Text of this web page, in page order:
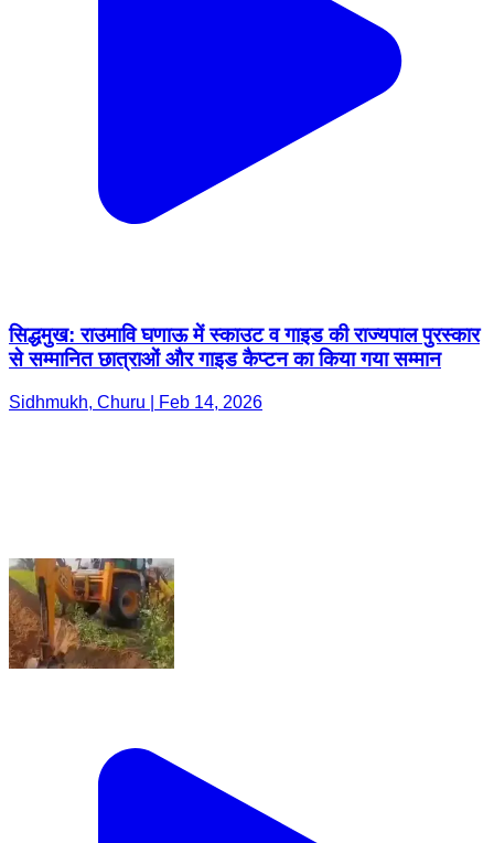
सिद्धमुख: राउमावि घणाऊ में स्काउट व गाइड की राज्यपाल पुरस्कार
से सम्मानित छात्राओं और गाइड कैप्टन का किया गया सम्मान
Sidhmukh, Churu | Feb 14, 2026